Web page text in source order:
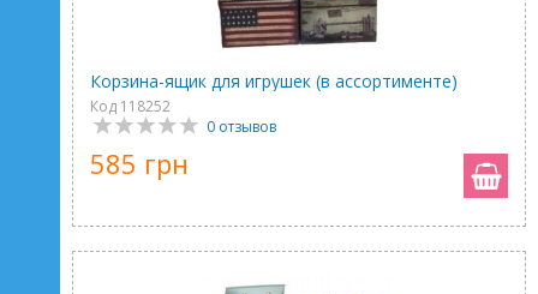
Корзина-ящик для игрушек (в ассортименте)
Код 118252
0 отзывов
585 грн